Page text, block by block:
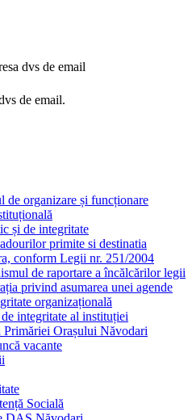
dvs de email
de email.
de organizare și funcționare
și de integritate
primite si destinatia
conform Legii nr. 251/2004
de raportare a încălcărilor legii
privind asumarea unei agende
organizațională
integritate al instituției
Primăriei Orașului Năvodari
vacante
Socială